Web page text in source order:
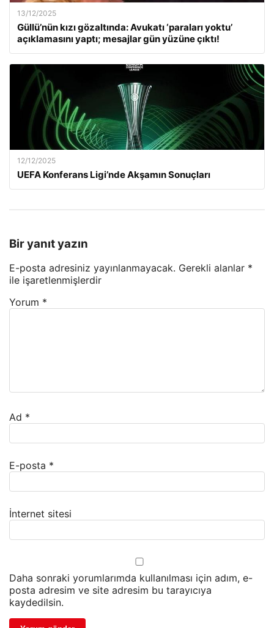
13/12/2025
Güllü’nün kızı gözaltında: Avukatı ‘paraları yoktu’
açıklamasını yaptı; mesajlar gün yüzüne çıktı!
12/12/2025
UEFA Konferans Ligi’nde Akşamın Sonuçları
Bir yanıt yazın
E-posta adresiniz yayınlanmayacak. Gerekli alanlar *
ile işaretlenmişlerdir
Yorum *
Ad *
E-posta *
İnternet sitesi
Daha sonraki yorumlarımda kullanılması için adım, e-
posta adresim ve site adresim bu tarayıcıya
kaydedilsin.